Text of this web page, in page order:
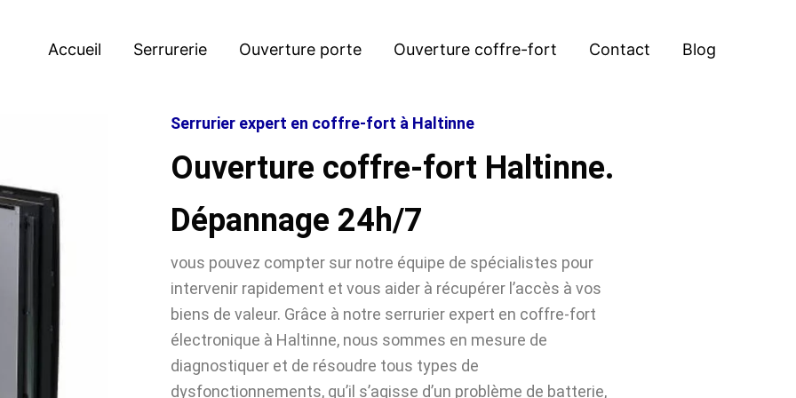
Accueil Serrurerie Ouverture porte Ouverture coffre-fort Contact Blog
Serrurier expert en coffre-fort à Haltinne
Ouverture coffre-fort Haltinne.
Dépannage 24h/7
vous pouvez compter sur notre équipe de spécialistes pour
intervenir rapidement et vous aider à récupérer l’accès à vos
biens de valeur. Grâce à notre serrurier expert en coffre-fort
électronique à Haltinne, nous sommes en mesure de
diagnostiquer et de résoudre tous types de
dysfonctionnements, qu’il s’agisse d’un problème de batterie,